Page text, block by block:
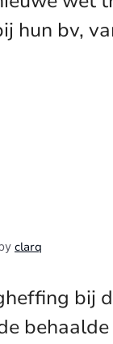
hun bv,
clarq
bij